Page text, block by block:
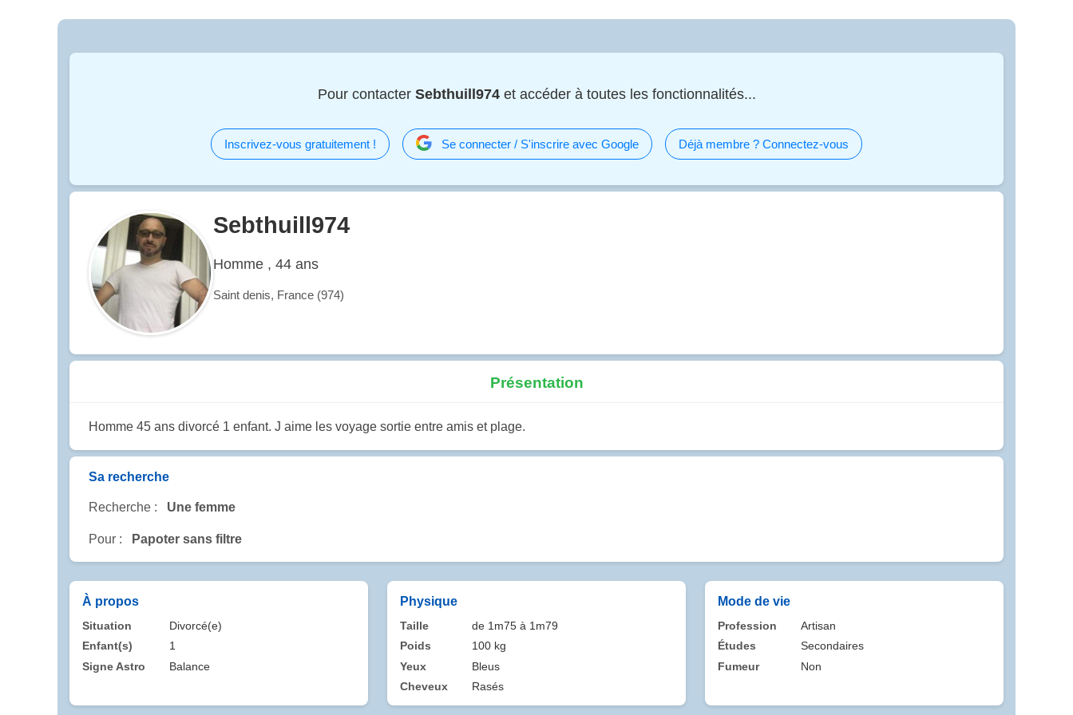
Pour contacter Sebthuill974et accéder à toutes les fonctionnalités...
Inscrivez-vous gratuitement ! Se connecter / S'inscrire avec Google Déjà membre ? Connectez-vous
Sebthuill974
Homme , 44 ans
Saint denis, France (974)
Présentation
Homme 45 ans divorcé 1 enfant. J aime les voyage sortie entre amis et plage.
Sa recherche
Recherche : Une femme
Pour : Papoter sans filtre
À propos
Situation
Divorcé(e)
Enfant(s)
1
Signe Astro
Balance
Physique
Taille
de 1m75 à 1m79
Poids
100 kg
Yeux
Bleus
Cheveux
Rasés
Mode de vie
Profession
Artisan
Études
Secondaires
Fumeur
Non